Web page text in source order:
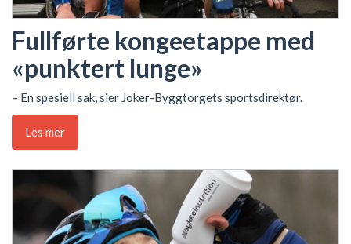
Fullførte kongeetappe med
«punktert lunge»
– En spesiell sak, sier Joker-Byggtorgets sportsdirektør.
Les mer